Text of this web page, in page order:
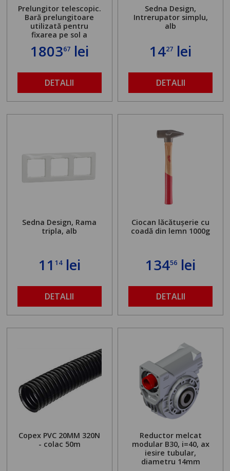
Prelungitor telescopic.
Bară prelungitoare
utilizată pentru
fixarea pe sol a
standului mașinii de
găurit în locul
maximă admisă de 500
kg și înălțime reglabilă
de la 1,8 la 2,9 m
180367lei
DETALII
Sedna Design,
Intrerupator simplu,
alb
1427 lei
DETALII
Sedna Design, Rama
tripla, alb
11 14lei
DETALII
Ciocan lăcătușerie cu
coadă din lemn 1000g
13456 lei
DETALII
Copex PVC 20MM 320N
- colac 50m
Reductor melcat
modular B30, i=40, ax
iesire tubular,
diametru 14mm